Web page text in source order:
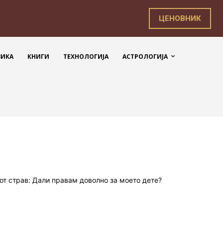
ЦЕНОВНИК
КНИГИ ТЕХНОЛОГИЈА АСТРОЛОГИЈА